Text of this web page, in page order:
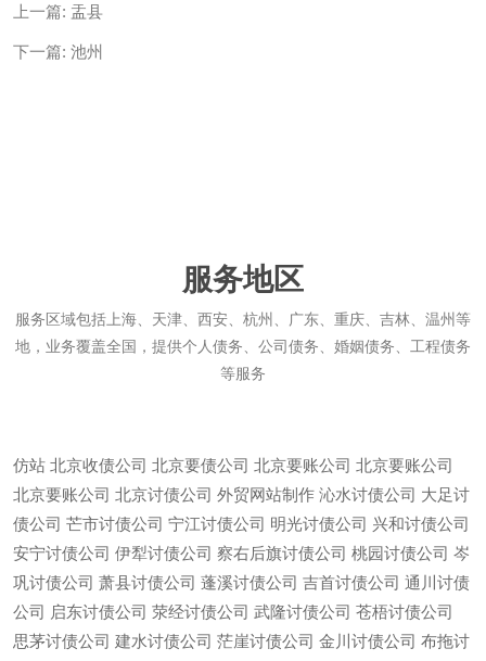
上一篇: 盂县
下一篇: 池州
服务地区
服务区域包括上海、天津、西安、杭州、广东、重庆、吉林、温州等
地，业务覆盖全国，提供个人债务、公司债务、婚姻债务、工程债务
等服务
仿站 北京收债公司 北京要债公司 北京要账公司 北京要账公司
北京要账公司 北京讨债公司 外贸网站制作 沁水讨债公司 大足讨
债公司 芒市讨债公司 宁江讨债公司 明光讨债公司 兴和讨债公司
安宁讨债公司 伊犁讨债公司 察右后旗讨债公司 桃园讨债公司 岑
巩讨债公司 萧县讨债公司 蓬溪讨债公司 吉首讨债公司 通川讨债
公司 启东讨债公司 荥经讨债公司 武隆讨债公司 苍梧讨债公司
思茅讨债公司 建水讨债公司 茫崖讨债公司 金川讨债公司 布拖讨